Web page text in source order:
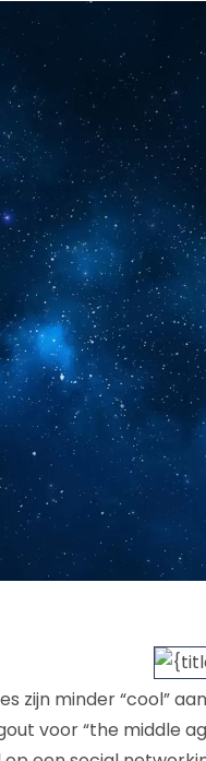
zijn minder “cool”
voor “the middle